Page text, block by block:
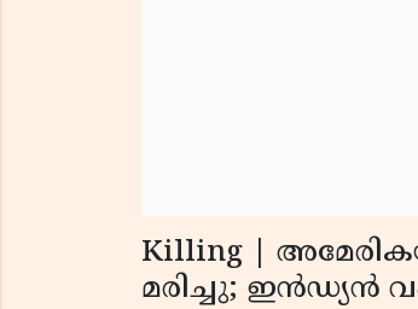
Killing |
മരിച്ചു; ഇന്‍ഡ്യന്‍